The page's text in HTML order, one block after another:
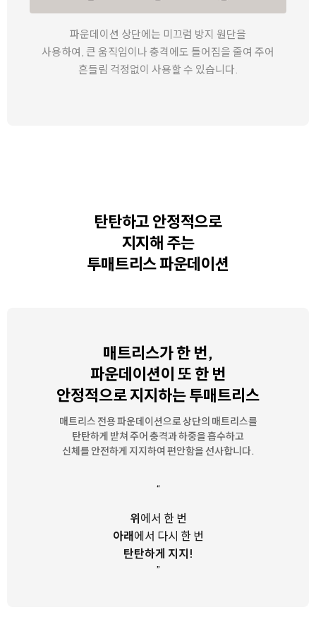
파운데이션 상단에는 미끄럼 방지 원단을
사용하여, 큰 움직임이나 충격에도 틀어짐을 줄여 주어
흔들림 걱정없이 사용할 수 있습니다.
탄탄하고 안정적으로
지지해 주는
투매트리스 파운데이션
매트리스가 한 번,
파운데이션이 또 한 번
안정적으로 지지하는 투매트리스
매트리스 전용 파운데이션으로 상단의 매트리스를
탄탄하게 받쳐 주어충격과 하중을 흡수하고
신체를 안전하게 지지하여 편안함을 선사합니다.
“
위에서 한 번
아래에서 다시 한 번
탄탄하게 지지!
”